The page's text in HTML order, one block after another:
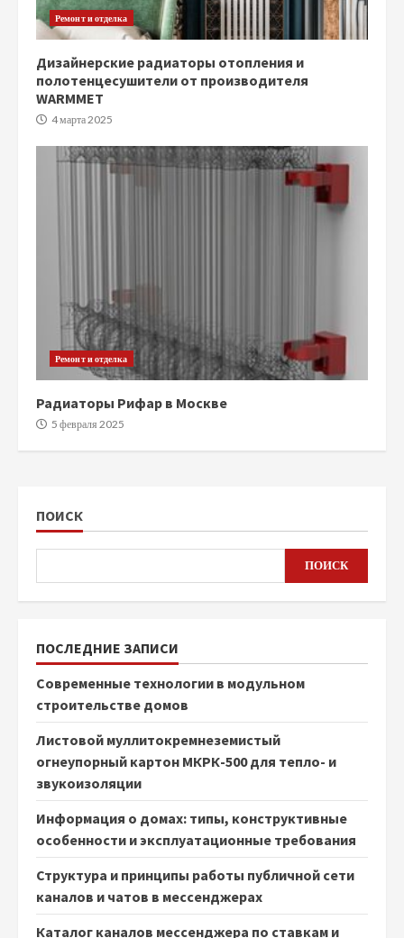
Ремонт и отделка
Дизайнерские радиаторы отопления и
полотенцесушители от производителя
WARMMET
4 марта 2025
Ремонт и отделка
Радиаторы Рифар в Москве
5 февраля 2025
ПОИСК
ПОИСК
ПОСЛЕДНИЕ ЗАПИСИ
Современные технологии в модульном
строительстве домов
Листовой муллитокремнеземистый
огнеупорный картон МКРК-500 для тепло- и
звукоизоляции
Информация о домах: типы, конструктивные
особенности и эксплуатационные требования
Структура и принципы работы публичной сети
каналов и чатов в мессенджерах
Каталог каналов мессенджера по ставкам и